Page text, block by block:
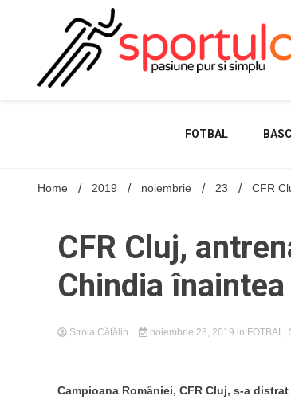
FOTBAL
Home 2019 noiembrie 23 CFR
CFR Cluj,
Chindia
Stroia Cătălin noiembrie 23, 2019 in FOTBAL,
Campioana României, CFR Cluj, s-a